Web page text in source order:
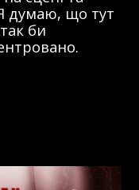
думаю, що тут
би